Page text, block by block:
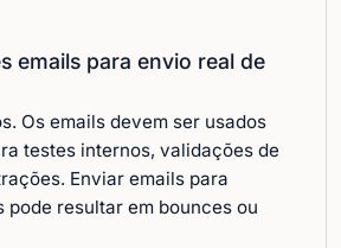
emails para envio real de
Os emails devem ser usados
testes internos, validações de
Enviar emails para
resultar em bounces ou